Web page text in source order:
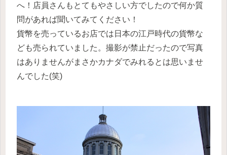
へ！店員さんもとてもやさしい方でしたので何か質
問があれば聞いてみてください！
貨幣を売っているお店では日本の江戸時代の貨幣な
ども売られていました。撮影が禁止だったので写真
はありませんがまさかカナダでみれるとは思いませ
んでした(笑)